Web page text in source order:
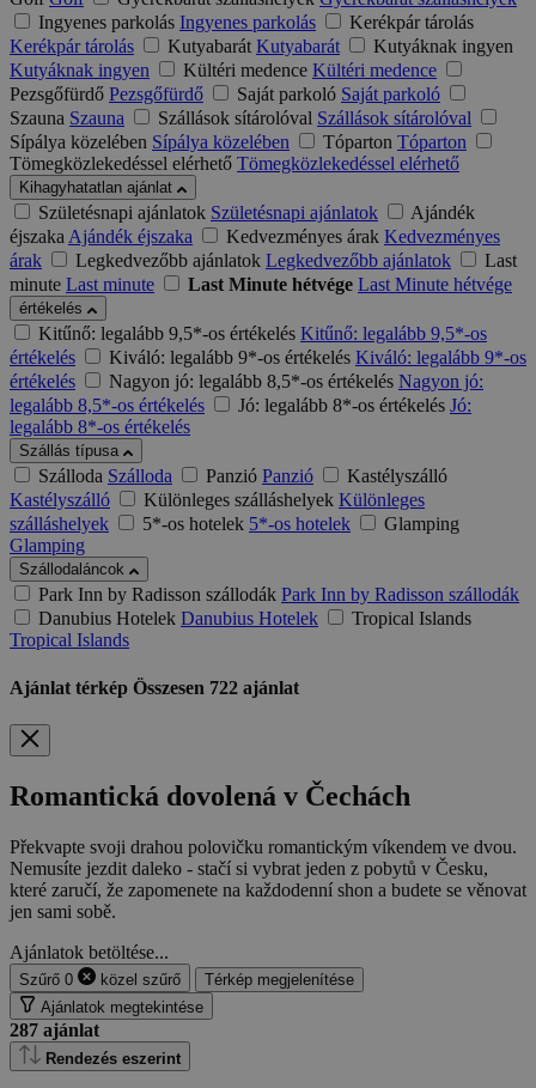
Ingyenes parkolás Ingyenes parkolás
Kerékpár tárolás
Kerékpár tárolás
Kutyabarát Kutyabarát
Kutyáknak ingyen
Kutyáknak ingyen
Kültéri medence Kültéri medence
Pezsgőfürdő Pezsgőfürdő Saját parkoló Saját parkoló
Szauna Szauna Szállások sítárolóval Szállások sítárolóval
Sípálya közelében Sípálya közelében Tóparton Tóparton
Tömegközlekedéssel elérhető Tömegközlekedéssel elérhető
Kihagyhatatlan ajánlat
Születésnapi ajánlatok Születésnapi ajánlatok
Ajándék
éjszakaAjándék éjszaka Kedvezményes árak Kedvezményes
árak
Legkedvezőbb ajánlatok Legkedvezőbb ajánlatok
Last
minute Last minute Last Minute hétvége Last Minute hétvége
értékelés
Kitűnő: legalább 9,5*-os értékelés Kitűnő: legalább 9,5*-os
értékelés
Kiváló: legalább 9*-os értékelés Kiváló: legalább 9*-os
értékelés
Nagyon jó: legalább 8,5*-os értékelés Nagyon jó:
legalább 8,5*-os értékelés
Jó: legalább 8*-os értékelés Jó:
legalább 8*-os értékelés
Szállás típusa
Szálloda Szálloda Panzió Panzió
Kastélyszálló
Kastélyszálló
Különleges szálláshelyek Különleges
szálláshelyek
5*-os hotelek 5*-os hotelek
Glamping
Glamping
Szállodaláncok
Park Inn by Radisson szállodák Park Inn by Radisson szállodák
Danubius Hotelek Danubius Hotelek
Tropical Islands
Tropical Islands
Ajánlat térkép Összesen 722 ajánlat
Romantická dovolená v Čechách
Překvapte svoji drahou polovičku romantickým víkendem ve dvou.
Nemusíte jezdit daleko - stačí si vybrat jeden z pobytů v Česku,
které zaručí, že zapomenete na každodenní shon a budete se věnovat
jen sami sobě.
Ajánlatok betöltése...
Szűrő 0 közel szűrő
Térkép megjelenítése
Ajánlatok megtekintése
287 ajánlat
Rendezés eszerint